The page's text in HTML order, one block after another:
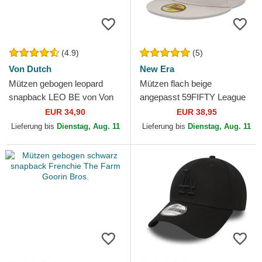
(4.9)
Von Dutch
Mützen gebogen leopard
snapback LEO BE von Von
EUR 34,90
Lieferung bis Dienstag, Aug. 11
(5)
New Era
Mützen flach beige
angepasst 59FIFTY League
Essential der New York
Yankees MLB von New Era
EUR 38,95
Lieferung bis Dienstag, Aug. 11